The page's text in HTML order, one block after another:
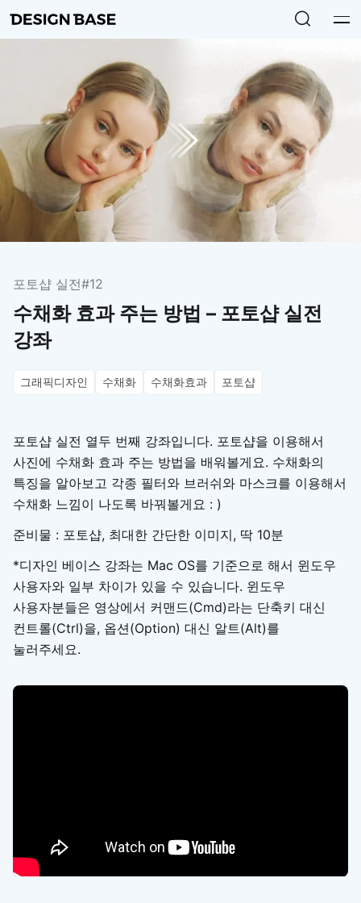
포토샵 실전#12
수채화 효과 주는 방법 – 포토샵 실전
강좌
그래픽디자인 수채화 수채화효과 포토샵
포토샵 실전 열두 번째 강좌입니다. 포토샵을 이용해서
사진에 수채화 효과 주는 방법을 배워볼게요. 수채화의
특징을 알아보고 각종 필터와 브러쉬와 마스크를 이용해서
수채화 느낌이 나도록 바꿔볼게요 : )
준비물 : 포토샵, 최대한 간단한 이미지, 딱 10분
*디자인 베이스 강좌는 Mac OS를 기준으로 해서 윈도우
사용자와 일부 차이가 있을 수 있습니다. 윈도우
사용자분들은 영상에서 커맨드(Cmd)라는 단축키 대신
컨트롤(Ctrl)을, 옵션(Option) 대신 알트(Alt)를
눌러주세요.